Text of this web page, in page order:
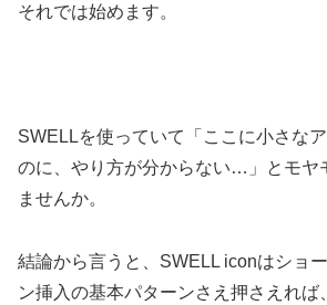
それでは始めます。
SWELLを使っていて「ここに小さな
のに、やり方が分からない…」とモヤ
ませんか。
結論から言うと、SWELL iconはショ
ン挿入の基本パターンさえ押さえれば